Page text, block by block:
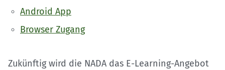
Android App
Browser Zugang
Zukünftig wird die NADA das E-Learning-Angebot